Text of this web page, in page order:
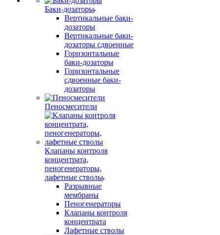
Баки-дозаторы
Вертикальные баки-
дозаторы
Вертикальные баки-
дозаторы сдвоенные
Горизонтальные
баки-дозаторы
Горизонтальные
сдвоенные баки-
дозаторы
Пеносмесители
Клапаны контроля
концентрата,
пеногенераторы,
лафетные стволы
Разрывные
мембраны
Пеногенераторы
Клапаны контроля
концентрата
Лафетные стволы